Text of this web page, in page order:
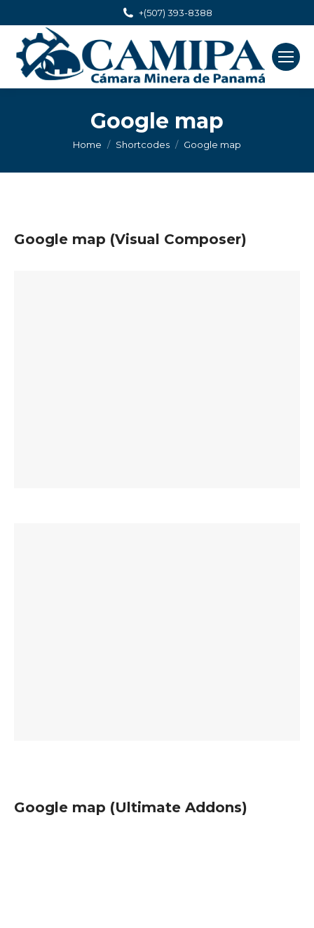
+(507) 393-8388
Google map
You are here:
Home Shortcodes Google map
Google map (Visual Composer)
Google map (Ultimate Addons)